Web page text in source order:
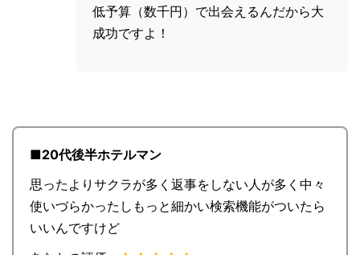
低予算（数千円）で出会えるんだから大
成功ですよ！
■20代後半ホテルマン
思ったよりサクラが多く返事をしない人が多く中々
使いづらかったしもっと細かい検索機能がついたら
いいんですけど